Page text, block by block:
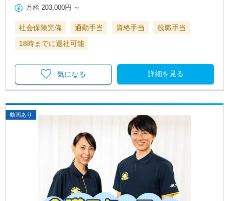
月給 203,000円 ～
社会保険完備 通勤手当 資格手当
役職手当
18時までに退社可能
詳細を見る
気になる
動画あり